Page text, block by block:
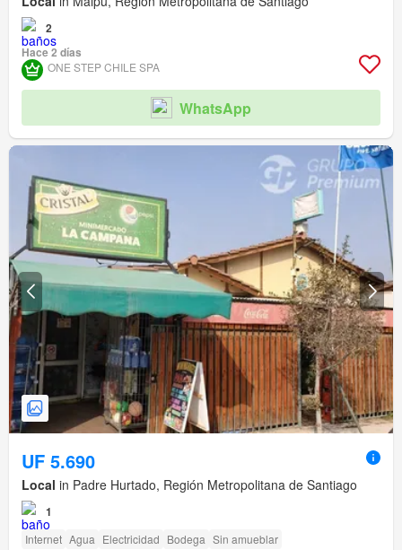
2
Hace 2 días
ONE STEP CHILE SPA
WhatsApp
UF 5.690
Local in Padre Hurtado, Región Metropolitana de Santiago
1
Internet Agua Electricidad Bodega Sin amueblar